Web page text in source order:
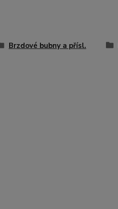
Brzdové bubny a přísl.